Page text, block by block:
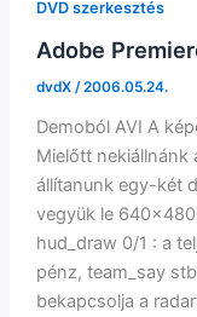
DVD szerkesztés
Adobe
dvdX /2006.05.24.
Demoból AVI A
Mielőtt nekiállnánk
állítanunk egy-két
vegyük le
hud_draw 0/1 : a
pénz, team_say
bekapcsolja a